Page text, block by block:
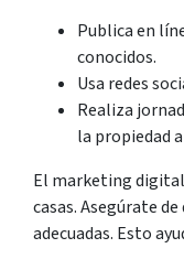
Publica en
conocidos.
Usa redes
Realiza
la propiedad
El marketing
casas. Asegúrate
adecuadas. Esto